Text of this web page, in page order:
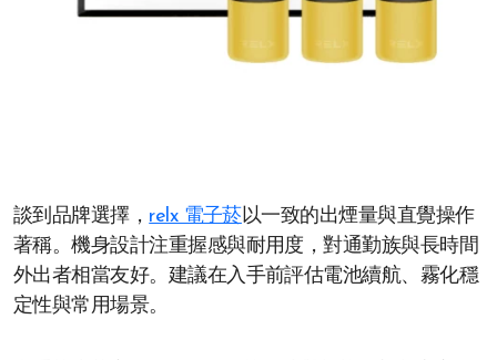
談到品牌選擇， relx 電子菸以一致的出煙量與直覺操作
著稱。機身設計注重握感與耐用度，對通勤族與長時間
外出者相當友好。建議在入手前評估電池續航、霧化穩
定性與常用場景。